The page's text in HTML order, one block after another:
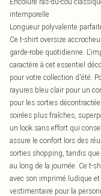
intemporelle
Longueur polyvalente
Ce t-shirt oversize
garde-robe quotidienne.
caractère à cet essentiel
pour votre collection d'été.
rayures bleu clair pour un
pour les sorties
soirées plus fraîches,
un look sans effort qui
assure le confort lors des
sorties shopping, tandis
au long de la journée. Ce t-
avec son imprimé ludique
vestimentaire pour la